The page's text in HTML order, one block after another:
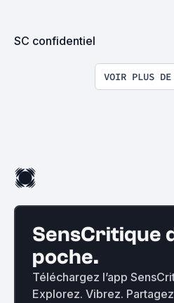
SC confidentiel
VOIR PLUS
SensCritique
poche.
Téléchargez l’app
Explorez. Vibrez.